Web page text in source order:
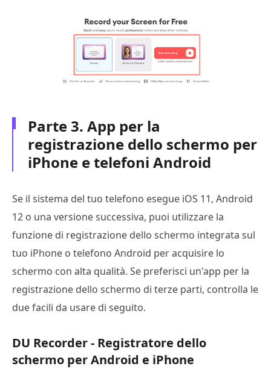
Parte 3. App per la
registrazione dello schermo per
iPhone e telefoni Android
Se il sistema del tuo telefono esegue iOS 11, Android
12 o una versione successiva, puoi utilizzare la
funzione di registrazione dello schermo integrata sul
tuo iPhone o telefono Android per acquisire lo
schermo con alta qualità. Se preferisci un'app per la
registrazione dello schermo di terze parti, controlla le
due facili da usare di seguito.
DU Recorder - Registratore dello
schermo per Android e iPhone